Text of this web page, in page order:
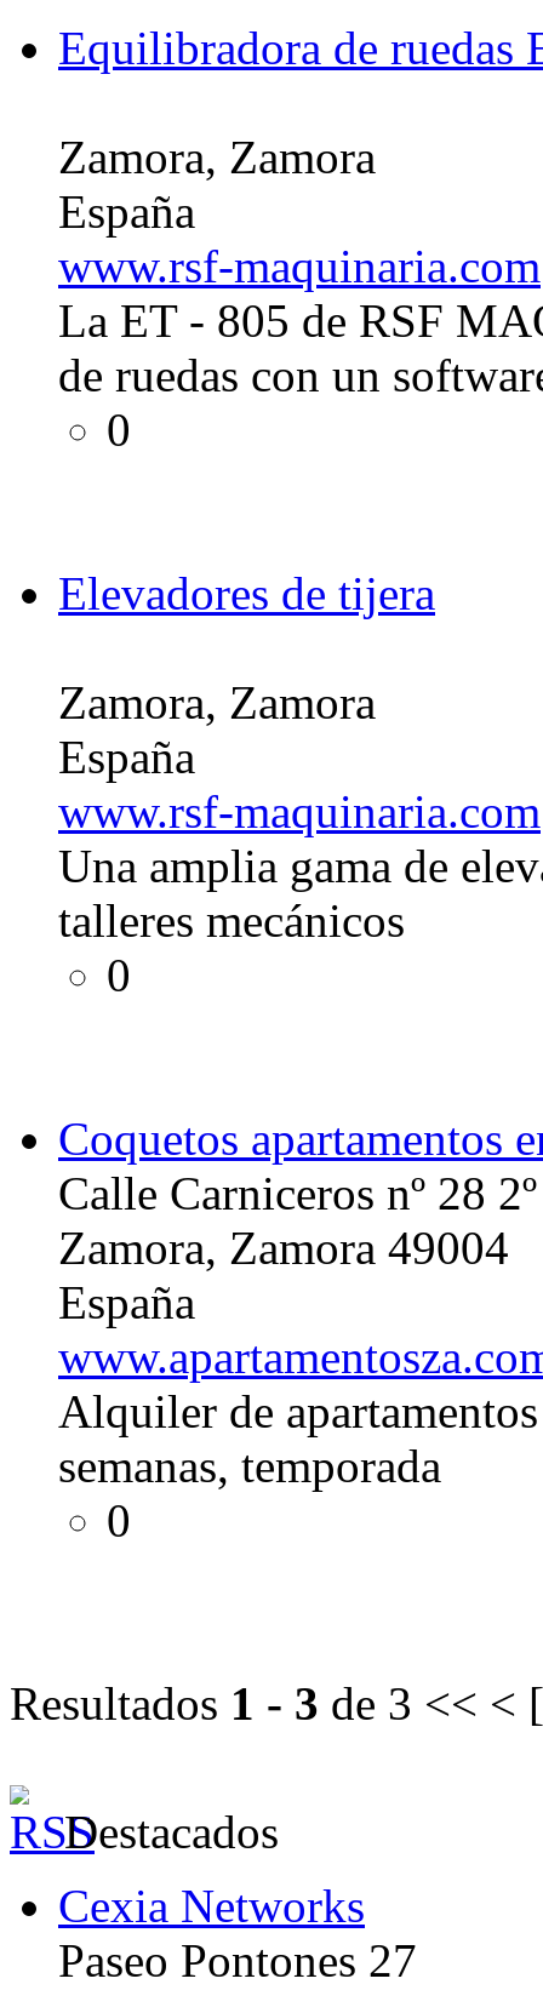
Equilibradora de ruedas
Zamora, Zamora
España
www.rsf-maquinaria.com
La ET - 805 de RSF
de ruedas con un
0
Elevadores de tijera
Zamora, Zamora
España
www.rsf-maquinaria.com
Una amplia gama de
talleres mecánicos
0
Coquetos apartamentos
Calle Carniceros nº 28
Zamora, Zamora 49004
España
Alquiler de
semanas, temporada
0
Resultados 1 - 3 de 3 << < [
Destacados
Cexia Networks
Paseo Pontones 27